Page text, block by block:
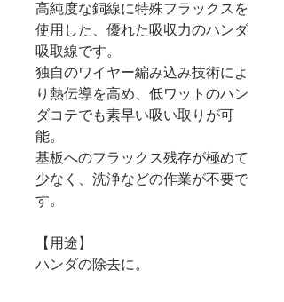
高純度な銅線に特殊フラックスを
使用した、優れた吸収力のハンダ
吸取線です。
独自のワイヤー編み込み技術によ
り熱伝導を高め、低ワットのハン
ダコテでも素早い吸い取りが可
能。
基板へのフラックス残存が極めて
少なく、洗浄などの作業が不要で
す。
【用途】
ハンダの除去に。